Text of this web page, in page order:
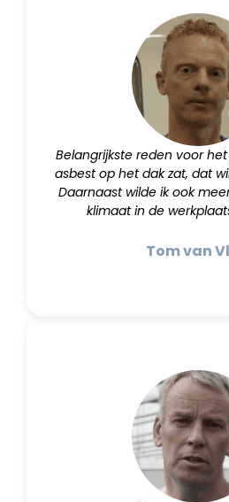
Belangrijkste reden voor
asbest op het dak zat, dat
Daarnaast wilde ik ook
klimaat in de
Tom van